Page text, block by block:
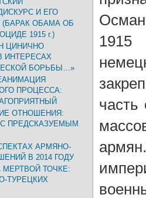
И ЕГО
ОБАМА ОБ
1915 г.)
ЦИНИЧНО
ИНТЕРЕСАХ
БОРЬБЫ…»
ПРОЦЕССА:
ОТНОШЕНИЯ:
ПРЕДСКАЗУЕМЫМ
АРМЯНО-
В 2014 ГОДУ
ТОЧКЕ:
ТУРЕЦКИХ
1915
часть